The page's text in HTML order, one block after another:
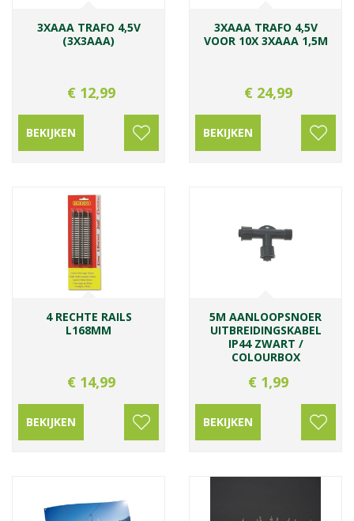
3XAAA TRAFO 4,5V
(3X3AAA)
€ 12,99
BEKIJKEN
3XAAA TRAFO 4,5V
VOOR 10X 3XAAA 1,5M
€ 24,99
BEKIJKEN
4 RECHTE RAILS
L168MM
€ 14,99
BEKIJKEN
5M AANLOOPSNOER
UITBREIDINGSKABEL
IP44 ZWART /
COLOURBOX
€ 1,99
BEKIJKEN